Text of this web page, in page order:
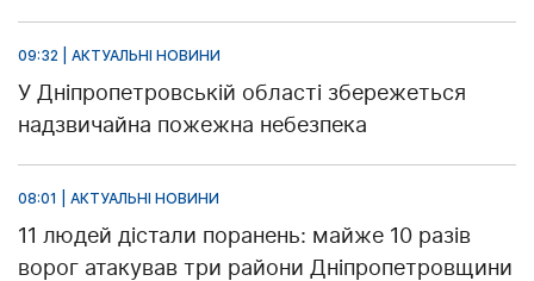
09:32 | АКТУАЛЬНІ НОВИНИ
У Дніпропетровській області збережеться
надзвичайна пожежна небезпека
08:01 | АКТУАЛЬНІ НОВИНИ
11 людей дістали поранень: майже 10 разів
ворог атакував три райони Дніпропетровщини